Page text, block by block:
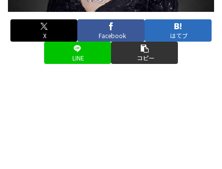
X Facebook はてブ
LINE コピー